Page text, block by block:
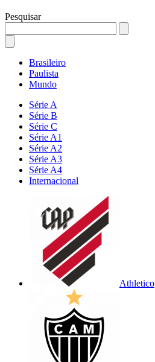
Pesquisar
Brasileiro
Paulista
Mundo
Série A
Série B
Série C
Série A1
Série A2
Série A3
Série A4
Internacional
Athletico